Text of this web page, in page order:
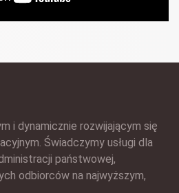
i dynamicznie rozwijającym się
Świadczymy usługi dla
państwowej,
odbiorców na najwyższym,